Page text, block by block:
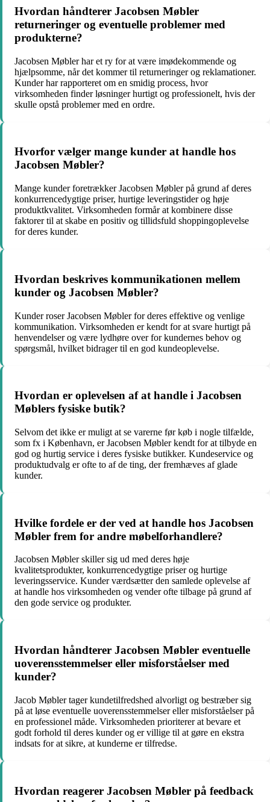
Hvordan håndterer Jacobsen Møbler
returneringer og eventuelle problemer med
produkterne?
Jacobsen Møbler har et ry for at være imødekommende og
hjælpsomme, når det kommer til returneringer og reklamationer.
Kunder har rapporteret om en smidig process, hvor
virksomheden finder løsninger hurtigt og professionelt, hvis der
skulle opstå problemer med en ordre.
Hvorfor vælger mange kunder at handle hos
Jacobsen Møbler?
Mange kunder foretrækker Jacobsen Møbler på grund af deres
konkurrencedygtige priser, hurtige leveringstider og høje
produktkvalitet. Virksomheden formår at kombinere disse
faktorer til at skabe en positiv og tillidsfuld shoppingoplevelse
for deres kunder.
Hvordan beskrives kommunikationen mellem
kunder og Jacobsen Møbler?
Kunder roser Jacobsen Møbler for deres effektive og venlige
kommunikation. Virksomheden er kendt for at svare hurtigt på
henvendelser og være lydhøre over for kundernes behov og
spørgsmål, hvilket bidrager til en god kundeoplevelse.
Hvordan er oplevelsen af at handle i Jacobsen
Møblers fysiske butik?
Selvom det ikke er muligt at se varerne før køb i nogle tilfælde,
som fx i København, er Jacobsen Møbler kendt for at tilbyde en
god og hurtig service i deres fysiske butikker. Kundeservice og
produktudvalg er ofte to af de ting, der fremhæves af glade
kunder.
Hvilke fordele er der ved at handle hos Jacobsen
Møbler frem for andre møbelforhandlere?
Jacobsen Møbler skiller sig ud med deres høje
kvalitetsprodukter, konkurrencedygtige priser og hurtige
leveringsservice. Kunder værdsætter den samlede oplevelse af
at handle hos virksomheden og vender ofte tilbage på grund af
den gode service og produkter.
Hvordan håndterer Jacobsen Møbler eventuelle
uoverensstemmelser eller misforståelser med
kunder?
Jacob Møbler tager kundetilfredshed alvorligt og bestræber sig
på at løse eventuelle uoverensstemmelser eller misforståelser på
en professionel måde. Virksomheden prioriterer at bevare et
godt forhold til deres kunder og er villige til at gøre en ekstra
indsats for at sikre, at kunderne er tilfredse.
Hvordan reagerer Jacobsen Møbler på feedback